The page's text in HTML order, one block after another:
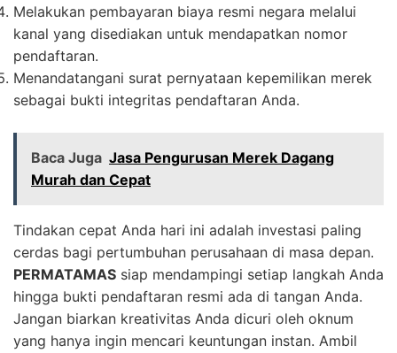
Melakukan pembayaran biaya resmi negara melalui
kanal yang disediakan untuk mendapatkan nomor
pendaftaran.
Menandatangani surat pernyataan kepemilikan merek
sebagai bukti integritas pendaftaran Anda.
Baca Juga Jasa Pengurusan Merek Dagang
Murah dan Cepat
Tindakan cepat Anda hari ini adalah investasi paling
cerdas bagi pertumbuhan perusahaan di masa depan.
PERMATAMAS siap mendampingi setiap langkah Anda
hingga bukti pendaftaran resmi ada di tangan Anda.
Jangan biarkan kreativitas Anda dicuri oleh oknum
yang hanya ingin mencari keuntungan instan. Ambil